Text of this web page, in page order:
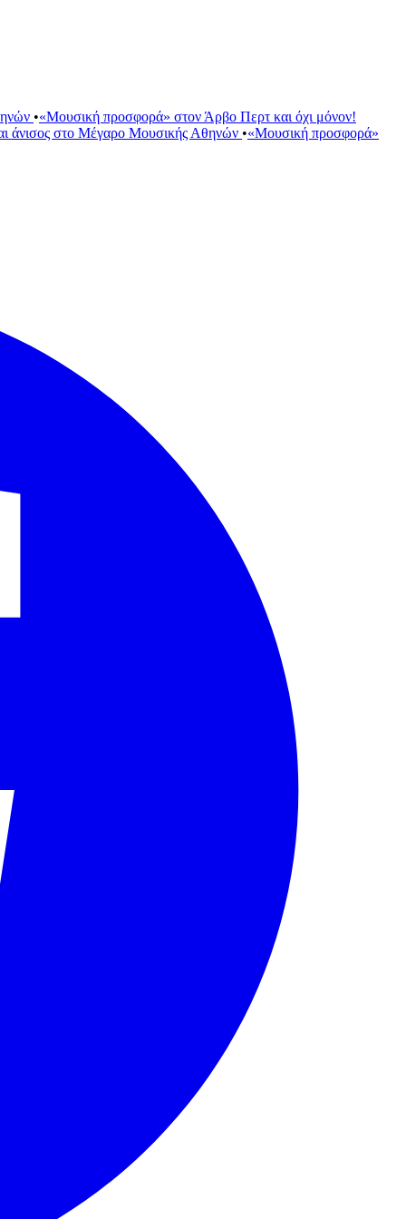
•«Μουσική προσφορά» στον Άρβο Περτ και όχι μόνον!
άνισος στο Μέγαρο Μουσικής Αθηνών •«Μουσική προσφορά»